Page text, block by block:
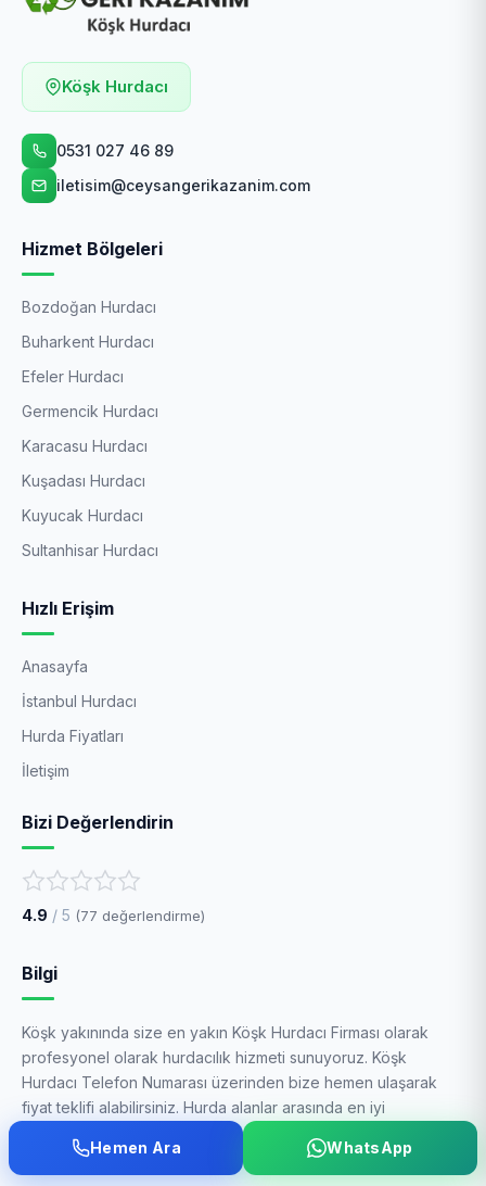
Köşk Hurdacı
0531 027 46 89
iletisim@ceysangerikazanim.com
Hizmet Bölgeleri
Bozdoğan Hurdacı
Buharkent Hurdacı
Efeler Hurdacı
Germencik Hurdacı
Karacasu Hurdacı
Kuşadası Hurdacı
Kuyucak Hurdacı
Sultanhisar Hurdacı
Hızlı Erişim
Anasayfa
İstanbul Hurdacı
Hurda Fiyatları
İletişim
Bizi Değerlendirin
4.9 / 5 (77 değerlendirme)
Bilgi
Köşk yakınında size en yakın Köşk Hurdacı Firması olarak
profesyonel olarak hurdacılık hizmeti sunuyoruz. Köşk
Hurdacı Telefon Numarası üzerinden bize hemen ulaşarak
fiyat teklifi alabilirsiniz. Hurda alanlar arasında en iyi
Hemen Ara
WhatsApp